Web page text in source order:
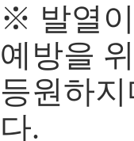
※ 발열
예방을
등원하
다.